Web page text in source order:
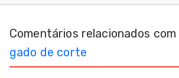
de
Pecuária
de
Comentários relacionados com
gado de corte